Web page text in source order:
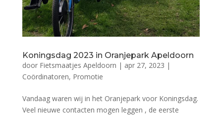
Koningsdag 2023 in Oranjepark Apeldoorn
door Fietsmaatjes Apeldoorn | apr 27, 2023 |
Coördinatoren, Promotie
Vandaag waren wij in het Oranjepark voor Koningsdag.
Veel nieuwe contacten mogen leggen , de eerste